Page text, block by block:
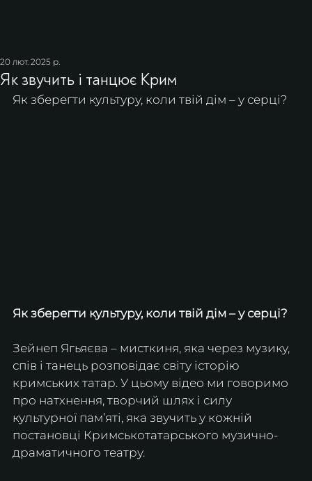
Як звучить і танцює Крим
20 лют. 2025 р.
Як зберегти культуру, коли твій дім – у серці?
Як зберегти культуру, коли твій дім – у серці?
Зейнеп Ягьяєва – мисткиня, яка через музику,
спів і танець розповідає світу історію
кримських татар. У цьому відео ми говоримо
про натхнення, творчий шлях і силу
культурної пам’яті, яка звучить у кожній
постановці Кримськотатарського музично-
драматичного театру.